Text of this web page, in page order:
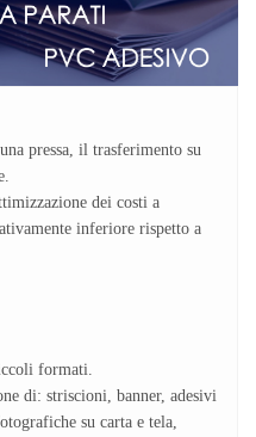
pressa, il trasferimento su
dei costi a
inferiore rispetto a
formati.
di: striscioni, banner, adesivi
su carta e tela,